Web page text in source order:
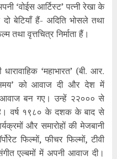
‘वोईस आर्टिस्ट’ पत्नी रेखा के
बेटियाँ हैं- अदिति भोसले तथा
तथा वृत्तचित्र निर्माता हैं।
‘महाभारत’ (बी. आर.
को आवाज दी और देश में
आवाज बन गए। उन्हें २२००० से
वर्ष १९८० के दशक के बाद से
और समारोहों की मेजबानी
फिल्मों, फीचर फिल्मों, टीवी
एल्बमों में अपनी आवाज दी।